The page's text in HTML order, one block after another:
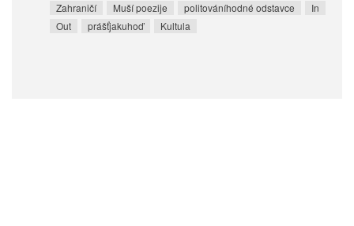
Zahraničí
Muší poezije politováníhodné odstavce
In
Out
prášťjakuhoď Kultula